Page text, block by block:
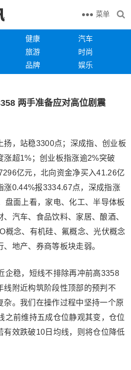
菜单
健康
汽车
旅游
时尚
品牌 娱乐
两手准备应对高位剧震
扬，站稳3300点；深成指、创业板
涨超1%；创业板指涨逾2%突破
亿元，北向资金净买入41.26亿
涨0.44%报3334.67点，深成指涨
盘面上看，家电、化工、半导体板
汽车、食品饮料、家居、酿酒、
概念、有机硅、氟概念、光伏概念
地产、券商等板块走弱。
企稳，短线不排除再冲前高3358
线附近构筑阶段性顶部的预判不
杂。我们在操作过程中坚持一个原
之前维持五成仓位静观其变，仓位
有效跌破10日均线，则将仓位降低